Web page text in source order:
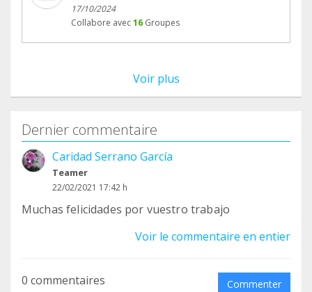
17/10/2024
Collabore avec16 Groupes
Voir plus
Dernier commentaire
Caridad Serrano García
Teamer
22/02/2021 17:42 h
Muchas felicidades por vuestro trabajo
Voir le commentaire en entier
0 commentaires Commenter